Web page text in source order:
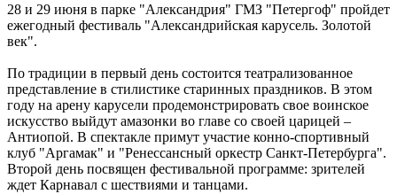
28 и 29 июня в парке "Александрия" ГМЗ "Петергоф" пройдет
ежегодный фестиваль "Александрийская карусель. Золотой
век".
По традиции в первый день состоится театрализованное
представление в стилистике старинных праздников. В этом
году на арену карусели продемонстрировать свое воинское
искусство выйдут амазонки во главе со своей царицей –
Антиопой. В спектакле примут участие конно-спортивный
клуб "Аргамак" и "Ренессансный оркестр Санкт-Петербурга".
Второй день посвящен фестивальной программе: зрителей
ждет Карнавал с шествиями и танцами.